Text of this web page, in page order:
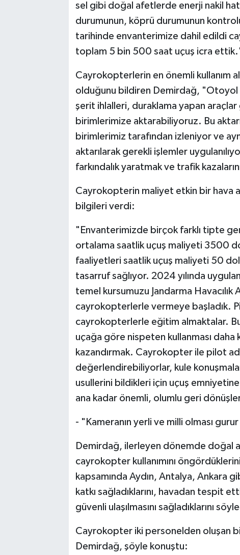
sel gibi doğal afetlerde enerji nakil
durumunun, köprü durumunun
tarihinde envanterimize dahil edildi
toplam 5 bin 500 saat uçuş icra
Cayrokopterlerin en önemli kullanım
olduğunu bildiren Demirdağ, "Otoyol
şerit ihlalleri, duraklama yapan araçlar
birimlerimize aktarabiliyoruz. Bu
birimlerimiz tarafından izleniyor ve
aktarılarak gerekli işlemler
farkındalık yaratmak ve trafik
Cayrokopterin maliyet etkin bir hava
bilgileri verdi:
"Envanterimizde birçok farklı tipte
ortalama saatlik uçuş maliyeti 3500
faaliyetleri saatlik uçuş maliyeti 50
tasarruf sağlıyor. 2024 yılında
temel kursumuzu Jandarma Havacılık
cayrokopterlerle vermeye başladık.
cayrokopterlerle eğitim almaktalar.
uçağa göre nispeten kullanması daha
kazandırmak. Cayrokopter ile pilot
değerlendirebiliyorlar, kule
usullerini bildikleri için uçuş
ana kadar önemli, olumlu geri
- "Kameranın yerli ve milli olması gurur
Demirdağ, ilerleyen dönemde doğal
cayrokopter kullanımını
kapsamında Aydın, Antalya, Ankara
katkı sağladıklarını, havadan tespit
güvenli ulaşılmasını sağladıklarını
Cayrokopter iki personelden oluşan
Demirdağ, şöyle konuştu: